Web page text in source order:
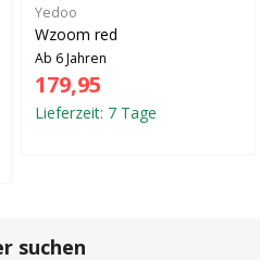
Yedoo
Wzoom red
Ab 6 Jahren
179,95
Lieferzeit: 7 Tage
suchen